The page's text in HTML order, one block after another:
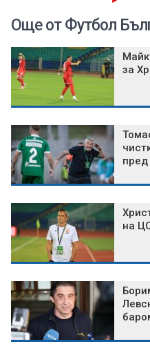
Още от Футбол
за
пред
на